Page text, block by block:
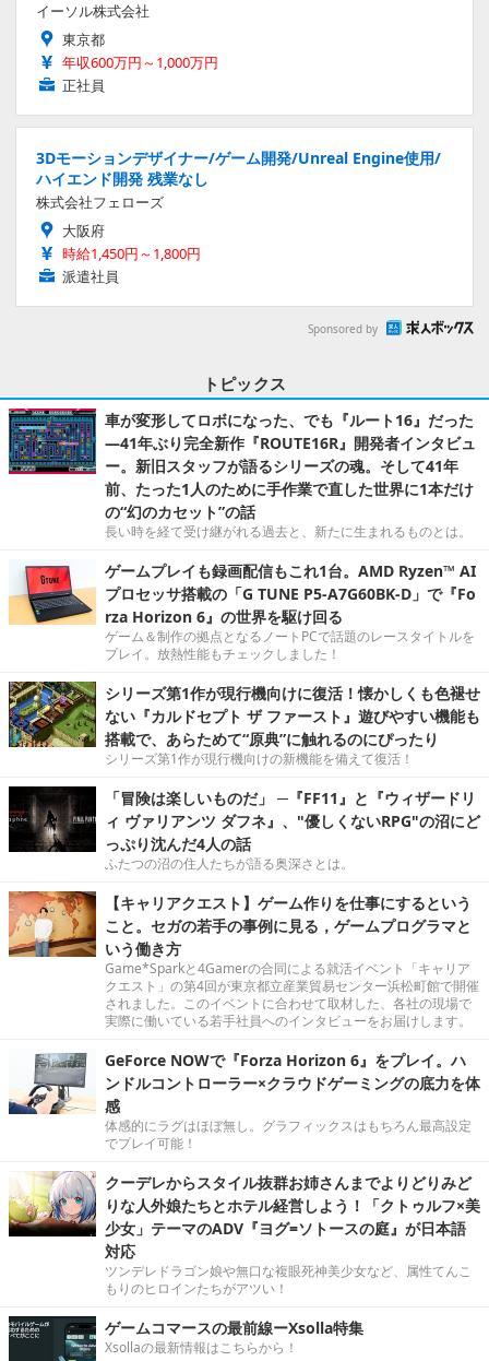
イーソル株式会社
東京都
年収600万円～1,000万円
正社員
3Dモーションデザイナー/ゲーム開発/Unreal Engine使用/
ハイエンド開発 残業なし
株式会社フェローズ
大阪府
時給1,450円～1,800円
派遣社員
Sponsored by
トピックス
車が変形してロボになった、でも『ルート16』だった
―41年ぶり完全新作『ROUTE16R』開発者インタビュ
ー。新旧スタッフが語るシリーズの魂。そして41年
前、たった1人のために手作業で直した世界に1本だけ
の“幻のカセット”の話
長い時を経て受け継がれる過去と、新たに生まれるものとは。
ゲームプレイも録画配信もこれ1台。AMD Ryzen™ AI
プロセッサ搭載の「G TUNE P5-A7G60BK-D」で『Fo
rza Horizon 6』の世界を駆け回る
ゲーム＆制作の拠点となるノートPCで話題のレースタイトルを
プレイ。放熱性能もチェックしました！
シリーズ第1作が現行機向けに復活！懐かしくも色褪せ
ない『カルドセプト ザ ファースト』遊びやすい機能も
搭載で、あらためて“原典”に触れるのにぴったり
シリーズ第1作が現行機向けの新機能を備えて復活！
「冒険は楽しいものだ」 ─『FF11』と『ウィザードリ
ィ ヴァリアンツ ダフネ』、"優しくないRPG"の沼にど
っぷり沈んだ4人の話
ふたつの沼の住人たちが語る奥深さとは。
【キャリアクエスト】ゲーム作りを仕事にするという
こと。セガの若手の事例に見る，ゲームプログラマと
いう働き方
Game*Sparkと4Gamerの合同による就活イベント「キャリア
クエスト」の第4回が東京都立産業貿易センター浜松町館で開催
されました。このイベントに合わせて取材した、各社の現場で
実際に働いている若手社員へのインタビューをお届けします。
GeForce NOWで『Forza Horizon 6』をプレイ。ハ
ンドルコントローラー×クラウドゲーミングの底力を体
感
体感的にラグはほぼ無し。グラフィックスはもちろん最高設定
でプレイ可能！
クーデレからスタイル抜群お姉さんまでよりどりみど
りな人外娘たちとホテル経営しよう！「クトゥルフ×美
少女」テーマのADV『ヨグ=ソトースの庭』が日本語
対応
ツンデレドラゴン娘や無口な複眼死神美少女など、属性てんこ
もりのヒロインたちがアツい！
ゲームコマースの最前線ーXsolla特集
Xsollaの最新情報はこちらから！